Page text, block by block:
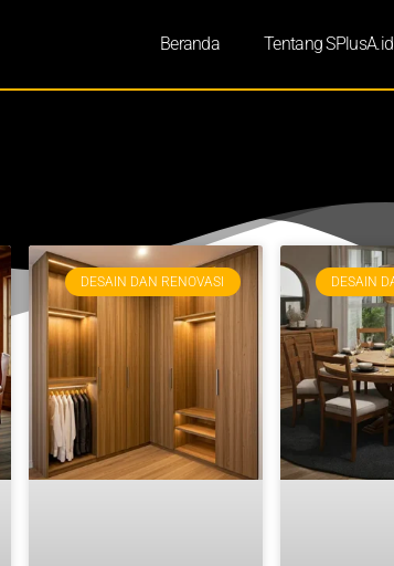
Beranda Tentang SPlusA.id
DESAIN DAN RENOVASI DESAIN